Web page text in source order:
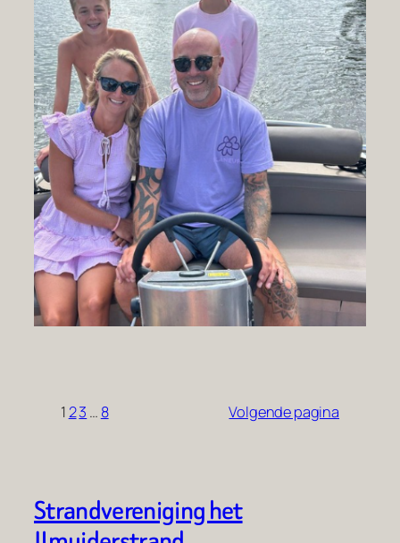
123 … 8 Volgende pagina
Strandvereniging het